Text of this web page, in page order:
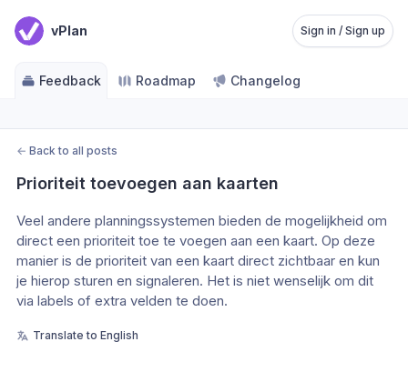
vPlan Sign in / Sign up
Feedback Roadmap Changelog
← Back to all posts
Prioriteit toevoegen aan kaarten
Veel andere planningssystemen bieden de mogelijkheid om
direct een prioriteit toe te voegen aan een kaart. Op deze
manier is de prioriteit van een kaart direct zichtbaar en kun
je hierop sturen en signaleren. Het is niet wenselijk om dit
via labels of extra velden te doen.
Translate to English